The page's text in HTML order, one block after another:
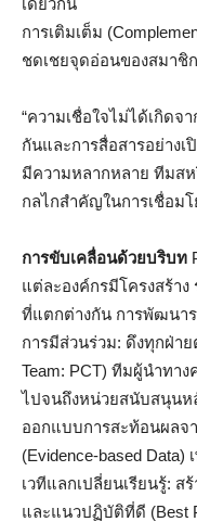
เดียวกัน
การเติมเต็ม
ชดเชยจุดอ่อนของสมาชิ
“ความเชื่อใจไม่ได้เกิดจ
กันและการสื่อสารอย่างเ
มีความหลากหลาย ทีมสห
กลไกสำคัญในการเชื่อม
การขับเคลื่อนด้วยบริบท
แต่ละองค์กรมีโครงสร้า
ที่แตกต่างกัน การพัฒนาร
การมีส่วนร่วม: ดึงทุกฝ่า
Team: PCT) ทีมผู้นำทาง
ไปจนถึงหน่วยสนับสนุนห
ออกแบบการสะท้อนผลจ
(Evidence-based
เวทีแลกเปลี่ยนเรียนรู้:
และแนวปฏิบัติที่ดี (Best